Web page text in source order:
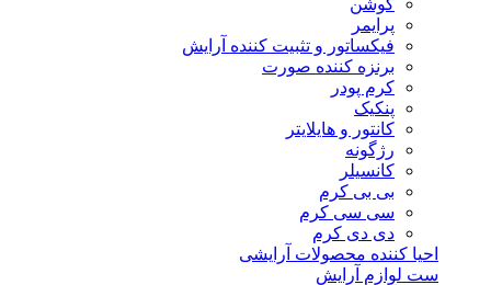
کوشن
پرایمر
فیکساتور و تثبیت کننده آرایش
برنزه کننده صورت
کرم پودر
پنکیک
کانتور و هایلایتر
رژگونه
کانسیلر
بی بی کرم
سی سی کرم
دی دی کرم
احیا کننده محصولات آرایشی
ست لوازم آرایش